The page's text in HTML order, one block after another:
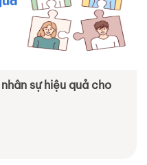
sự hiệu quả cho